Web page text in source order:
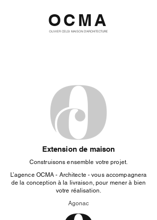
OCMA
OLIVIER CELSI MAISON D'ARCHITECTURE
Extension de maison
Construisons ensemble votre projet.
L’agence OCMA - Architecte - vous accompagnera
de la conception à la livraison, pour mener à bien
votre réalisation.
Agonac